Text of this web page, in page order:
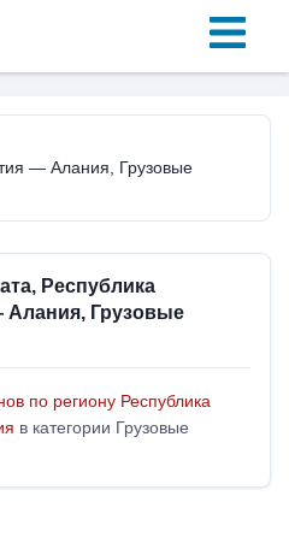
— Алания, Грузовые
Республика
Грузовые
по региону Республика
в категории Грузовые